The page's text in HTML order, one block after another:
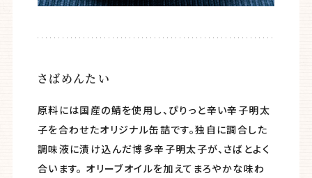
さばめんたい
原料には国産の鯖を使用し、ぴりっと辛い辛子明太
子を合わせたオリジナル缶詰です。独自に調合した
調味液に漬け込んだ博多辛子明太子が、さばとよく
合います。 オリーブオイルを加えてまろやかな味わ